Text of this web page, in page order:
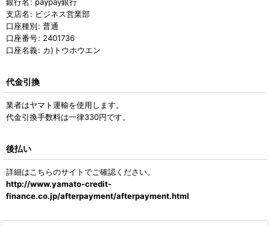
支店名 : ビジネス営業部
口座種別: 普通
口座番号: 2401736
口座名義: カ)トウホウエン
代金引換
業者はヤマト運輸を使用します。
代金引換手数料は一律330円です。
後払い
詳細はこちらのサイトでご確認ください。
http://www.yamato-credit-
finance.co.jp/afterpayment/afterpayment.html